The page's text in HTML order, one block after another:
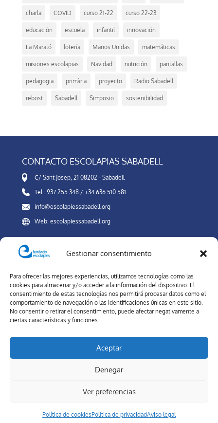
Gestionar consentimiento
Para ofrecer las mejores experiencias, utilizamos tecnologías como las
cookies para almacenar y/o acceder a la información del dispositivo. El
consentimiento de estas tecnologías nos permitirá procesar datos como el
comportamiento de navegación o las identificaciones únicas en este sitio.
No consentir o retirar el consentimiento, puede afectar negativamente a
ciertas características y funciones.
Aceptar
Denegar
Ver preferencias
Política de cookiesPolítica de privacidadAviso legal
charla COVID curso 21-22 curso 22-23
educación escuela infantil innovación
La Marató lotería Manos Unidas matemáticas
misiones escolapias Navidad nutrición pantallas
pedagogia primària proyecto Radio Sabadell
rebost Sabadell Simposio sostenibilidad
CONTACTO ESCOLAPIAS SABADELL
C/ Sant Josep, 21 08202 - Sabadell
Tel.: 937 255 348 / +34 636 510 581
info@escolapiessabadell.org
Web: escolapiessabadell.org
Canal Interno de Información
REDES SOCIALES
Colegio Escolapias Sabadell, estarás al día de nuestra oferta
Aviso Legal -Política de privacidad-Política de cookies